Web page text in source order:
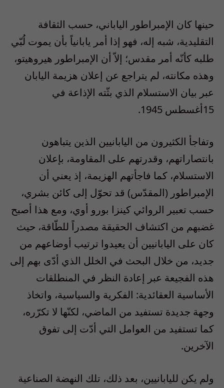
حينها كان الإمبراطور الياباني، حسب الثقافة
التقليدية، شبه إله، فهو إذا أمر يابانياً بأن يموت لُبّي
طلبه كأنّه أمر مقدس؛ إلاّ أن الإمبراطور هيروهيتو،
وهذه مكانته، لم يتراجع عن إعلان هزيمة اليابان
عبر بيان الاستسلام الذي بثّته الإذاعة في
15أغسطس 1945.
وتفاجأ الكثيرون من اليابانيين الذين يتباهون
بانتصاراتهم، وقدرتهم على المقاومة، بإعلان
الاستسلام، كما فاجأتهم الهزيمة، إذ يعني أن
الإمبراطور (المقدّس) قد تحوّل إلى كائن بشري،
حسب تعبير الروائي كينزا بورو أوي، ومع هذا أصبح
غضبهم من اكتشاف الحقيقة مصدراً للطّاقة، حيث
كان على اليابانيين أن يعيدوا ترتيب أوضاعهم من
جديد، من خلال البحث في الخلل الذي أدّى بهم إلى
هذه الفجيعة عبر إعادة النظر في المنطلقات
الأساسية العقائدية: الفكرية والسياسية، واتخاذ
وجهة جديدة تستفيد من الماضي، لكنّها لا تكرّره،
كما تستفيد من العوامل التي أدّت إلى تفوق
الآخرين.
ولم يكن لليابانيين، بعد ذلك، تلك النهضة الصناعية